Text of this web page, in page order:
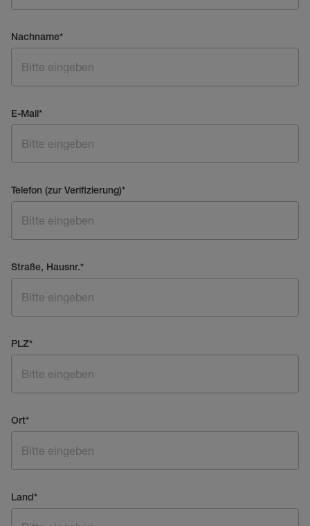
Nachname*
E-Mail*
Telefon (zur Verifizierung)*
Straße, Hausnr.*
PLZ*
Ort*
Land*